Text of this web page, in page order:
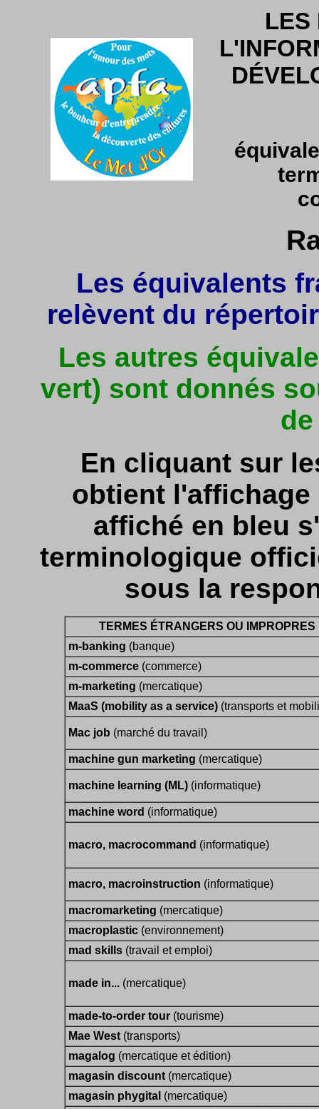
LES
Les équivalents
relèvent du
Les autres
vert) sont donnés
En cliquant sur
obtient
affiché en bleu
terminologique
sous la
TERMES ÉTRANGERS OU IMPROPRES
m-banking (banque)
m-commerce (commerce)
m-marketing (mercatique)
MaaS (mobility as a service) (transports et
Mac job (marché du travail)
machine gun marketing (mercatique)
machine learning (ML) (informatique)
machine word (informatique)
macro, macrocommand (informatique)
macro, macroinstruction (informatique)
macromarketing (mercatique)
macroplastic (environnement)
mad skills (travail et emploi)
made in... (mercatique)
made-to-order tour (tourisme)
Mae West (transports)
magalog (mercatique et édition)
magasin discount (mercatique)
magasin phygital (mercatique)